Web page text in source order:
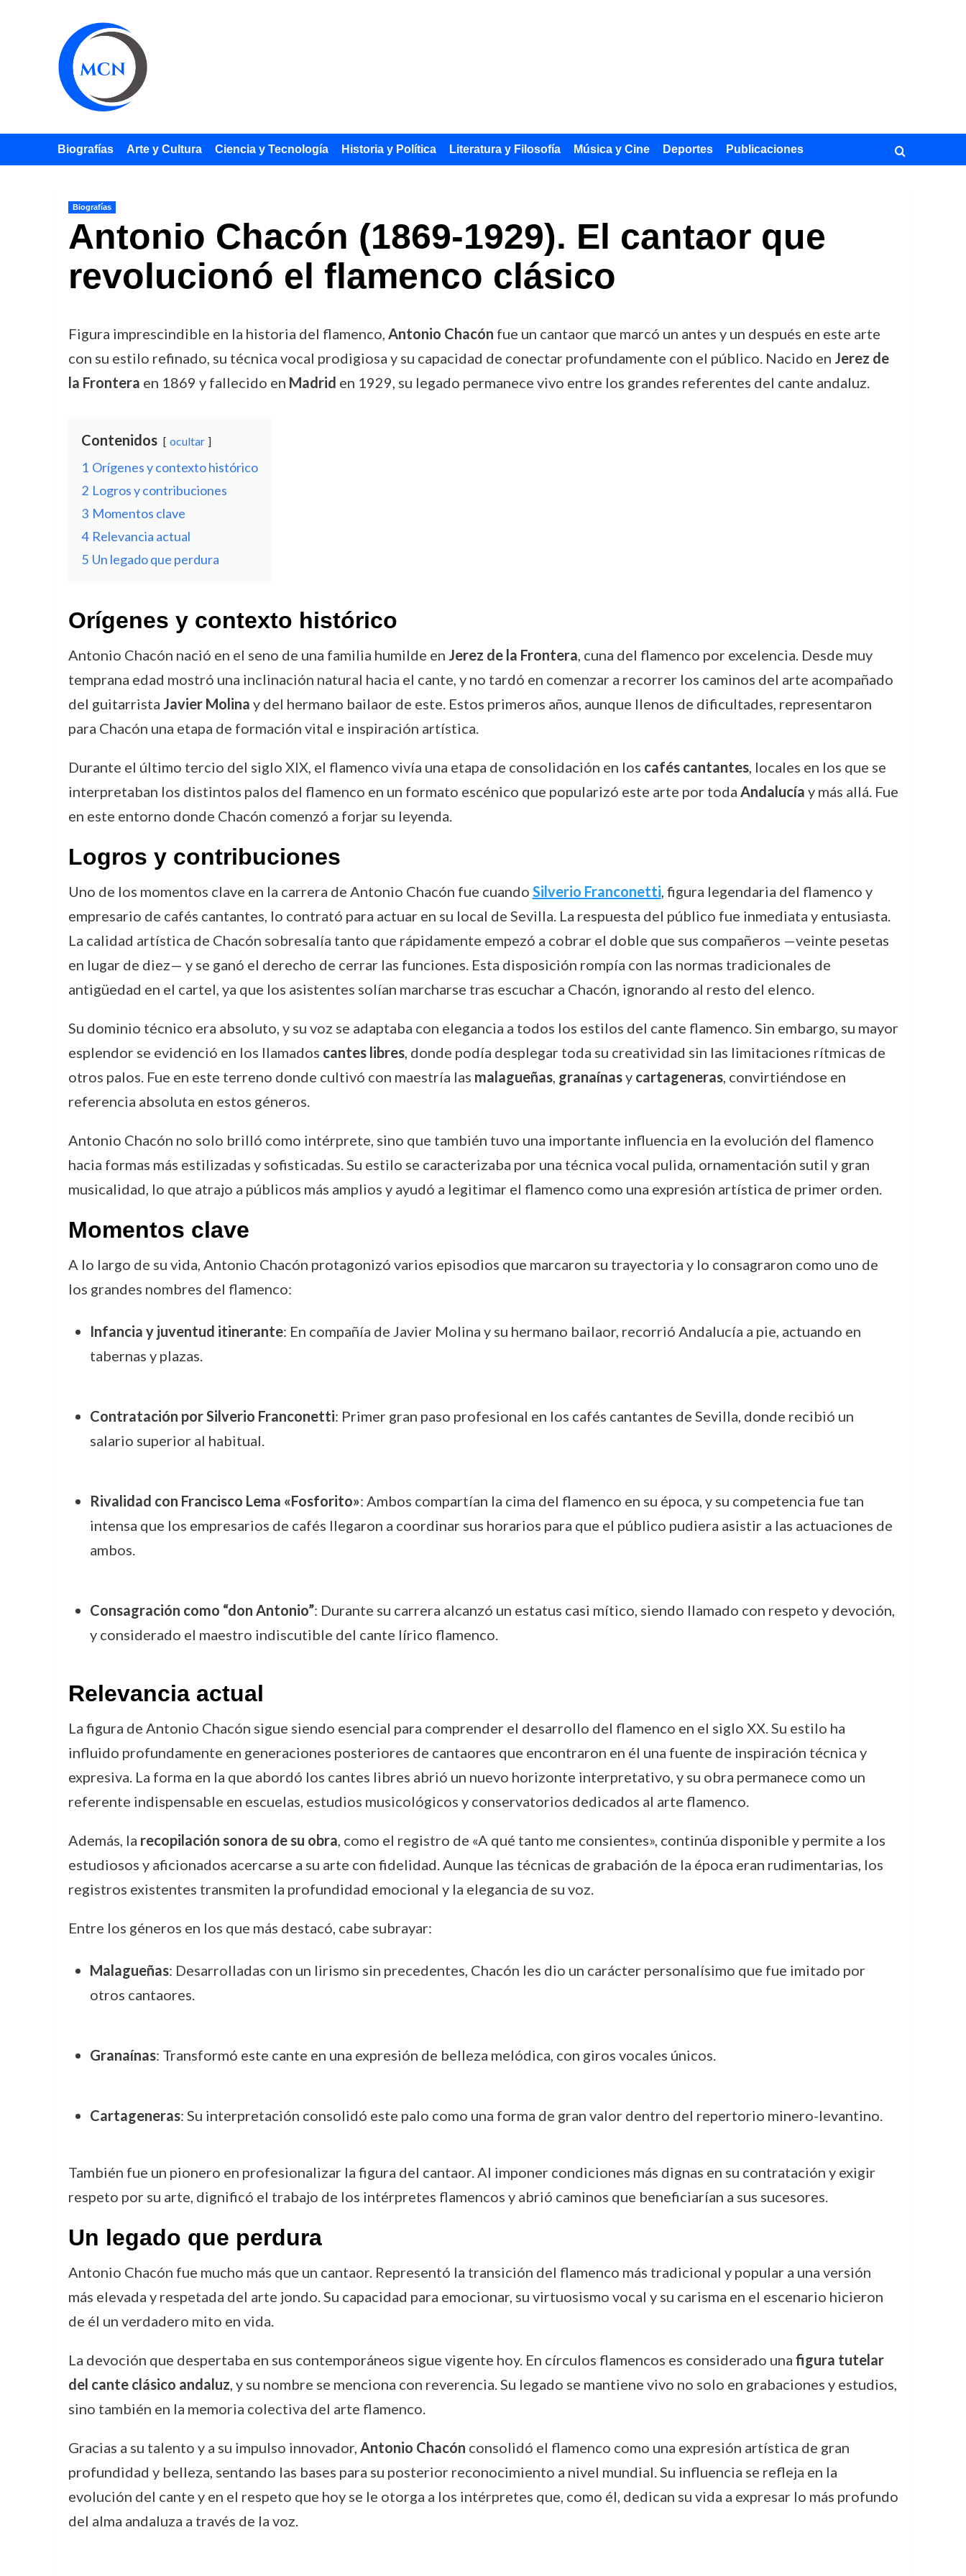
Biografías Arte y Cultura Ciencia y Tecnología Historia y Política Literatura y Filosofía Música y Cine Deportes Publicaciones
Biografías
Antonio Chacón (1869-1929). El cantaor que
revolucionó el flamenco clásico
Figura imprescindible en la historia del flamenco, Antonio Chacón fue un cantaor que marcó un antes y un después en este arte
con su estilo refinado, su técnica vocal prodigiosa y su capacidad de conectar profundamente con el público. Nacido en Jerez de
la Frontera en 1869 y fallecido en Madrid en 1929, su legado permanece vivo entre los grandes referentes del cante andaluz.
Contenidos ocultar
1 Orígenes y contexto histórico
2 Logros y contribuciones
3 Momentos clave
4 Relevancia actual
5 Un legado que perdura
Orígenes y contexto histórico
Antonio Chacón nació en el seno de una familia humilde en Jerez de la Frontera, cuna del flamenco por excelencia. Desde muy
temprana edad mostró una inclinación natural hacia el cante, y no tardó en comenzar a recorrer los caminos del arte acompañado
del guitarrista Javier Molina y del hermano bailaor de este. Estos primeros años, aunque llenos de dificultades, representaron
para Chacón una etapa de formación vital e inspiración artística.
Durante el último tercio del siglo XIX, el flamenco vivía una etapa de consolidación en los cafés cantantes, locales en los que se
interpretaban los distintos palos del flamenco en un formato escénico que popularizó este arte por toda Andalucía y más allá. Fue
en este entorno donde Chacón comenzó a forjar su leyenda.
Logros y contribuciones
Uno de los momentos clave en la carrera de Antonio Chacón fue cuando Silverio Franconetti, figura legendaria del flamenco y
empresario de cafés cantantes, lo contrató para actuar en su local de Sevilla. La respuesta del público fue inmediata y entusiasta.
La calidad artística de Chacón sobresalía tanto que rápidamente empezó a cobrar el doble que sus compañeros —veinte pesetas
en lugar de diez— y se ganó el derecho de cerrar las funciones. Esta disposición rompía con las normas tradicionales de
antigüedad en el cartel, ya que los asistentes solían marcharse tras escuchar a Chacón, ignorando al resto del elenco.
Su dominio técnico era absoluto, y su voz se adaptaba con elegancia a todos los estilos del cante flamenco. Sin embargo, su mayor
esplendor se evidenció en los llamados cantes libres, donde podía desplegar toda su creatividad sin las limitaciones rítmicas de
otros palos. Fue en este terreno donde cultivó con maestría las malagueñas, granaínasy cartageneras, convirtiéndose en
referencia absoluta en estos géneros.
Antonio Chacón no solo brilló como intérprete, sino que también tuvo una importante influencia en la evolución del flamenco
hacia formas más estilizadas y sofisticadas. Su estilo se caracterizaba por una técnica vocal pulida, ornamentación sutil y gran
musicalidad, lo que atrajo a públicos más amplios y ayudó a legitimar el flamenco como una expresión artística de primer orden.
Momentos clave
A lo largo de su vida, Antonio Chacón protagonizó varios episodios que marcaron su trayectoria y lo consagraron como uno de
los grandes nombres del flamenco:
Infancia y juventud itinerante: En compañía de Javier Molina y su hermano bailaor, recorrió Andalucía a pie, actuando en
tabernas y plazas.
Contratación por Silverio Franconetti: Primer gran paso profesional en los cafés cantantes de Sevilla, donde recibió un
salario superior al habitual.
Rivalidad con Francisco Lema «Fosforito»: Ambos compartían la cima del flamenco en su época, y su competencia fue tan
intensa que los empresarios de cafés llegaron a coordinar sus horarios para que el público pudiera asistir a las actuaciones de
ambos.
Consagración como “don Antonio”: Durante su carrera alcanzó un estatus casi mítico, siendo llamado con respeto y devoción,
y considerado el maestro indiscutible del cante lírico flamenco.
Relevancia actual
La figura de Antonio Chacón sigue siendo esencial para comprender el desarrollo del flamenco en el siglo XX. Su estilo ha
influido profundamente en generaciones posteriores de cantaores que encontraron en él una fuente de inspiración técnica y
expresiva. La forma en la que abordó los cantes libres abrió un nuevo horizonte interpretativo, y su obra permanece como un
referente indispensable en escuelas, estudios musicológicos y conservatorios dedicados al arte flamenco.
Además, la recopilación sonora de su obra, como el registro de «A qué tanto me consientes», continúa disponible y permite a los
estudiosos y aficionados acercarse a su arte con fidelidad. Aunque las técnicas de grabación de la época eran rudimentarias, los
registros existentes transmiten la profundidad emocional y la elegancia de su voz.
Entre los géneros en los que más destacó, cabe subrayar:
Malagueñas: Desarrolladas con un lirismo sin precedentes, Chacón les dio un carácter personalísimo que fue imitado por
otros cantaores.
Granaínas: Transformó este cante en una expresión de belleza melódica, con giros vocales únicos.
Cartageneras: Su interpretación consolidó este palo como una forma de gran valor dentro del repertorio minero-levantino.
También fue un pionero en profesionalizar la figura del cantaor. Al imponer condiciones más dignas en su contratación y exigir
respeto por su arte, dignificó el trabajo de los intérpretes flamencos y abrió caminos que beneficiarían a sus sucesores.
Un legado que perdura
Antonio Chacón fue mucho más que un cantaor. Representó la transición del flamenco más tradicional y popular a una versión
más elevada y respetada del arte jondo. Su capacidad para emocionar, su virtuosismo vocal y su carisma en el escenario hicieron
de él un verdadero mito en vida.
La devoción que despertaba en sus contemporáneos sigue vigente hoy. En círculos flamencos es considerado una figura tutelar
del cante clásico andaluz, y su nombre se menciona con reverencia. Su legado se mantiene vivo no solo en grabaciones y estudios,
sino también en la memoria colectiva del arte flamenco.
Gracias a su talento y a su impulso innovador, Antonio Chacón consolidó el flamenco como una expresión artística de gran
profundidad y belleza, sentando las bases para su posterior reconocimiento a nivel mundial. Su influencia se refleja en la
evolución del cante y en el respeto que hoy se le otorga a los intérpretes que, como él, dedican su vida a expresar lo más profundo
del alma andaluza a través de la voz.